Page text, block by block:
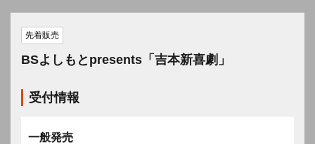
先着販売
BSよしもとpresents「吉本新喜劇」
受付情報
一般発売